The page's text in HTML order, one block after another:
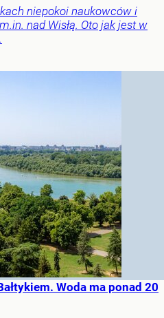
niepokoi naukowców i
nad Wisłą. Oto jak jest w
Woda ma ponad 20